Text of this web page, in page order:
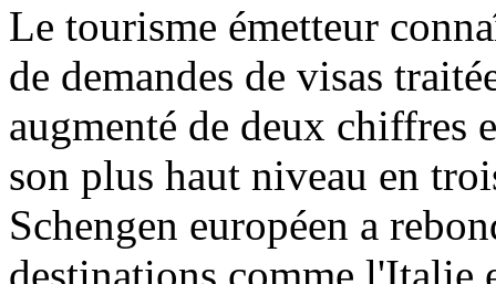
Le tourisme émetteur
de demandes de visas
augmenté de deux chiffres
son plus haut niveau en
Schengen européen a
destinations comme l'Italie